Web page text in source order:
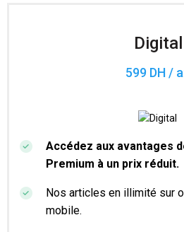
Digital
599 DH /
Accédez aux avantages
Premium à un prix réduit.
Nos articles en illimité sur
mobile.